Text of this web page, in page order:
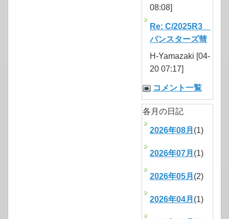
08:08]
Re: C/2025R3
パンスターズ彗
H-Yamazaki [04-
20 07:17]
コメント一覧
各月の日記
2026年08月 (1)
2026年07月 (1)
2026年05月 (2)
2026年04月 (1)